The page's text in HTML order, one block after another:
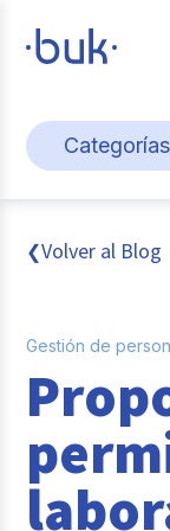
Categorías
Gestión
Cultura y
Novedades
❮Volver al Blog
Gestión de